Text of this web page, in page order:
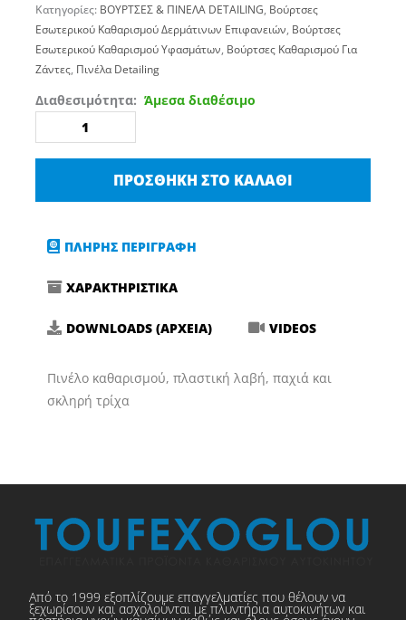
Κατηγορίες: BΟΥΡΤΣΕΣ & ΠΙΝΕΛΑ DETAILING, Βούρτσες
Εσωτερικού Καθαρισμού Δερμάτινων Επιφανειών, Βούρτσες
Εσωτερικού Καθαρισμού Υφασμάτων, Βούρτσες Καθαρισμού Για
Ζάντες, Πινέλα Detailing
Διαθεσιμότητα: Άμεσα διαθέσιμο
Work
Brush
Καθαρισμού
για
Εσωτερικά
Αυτοκινήτου
30mm
ΠΡΟΣΘΉΚΗ ΣΤΟ ΚΑΛΆΘΙ
ΠΛΗΡΗΣ ΠΕΡΙΓΡΑΦΗ
ΧΑΡΑΚΤΗΡΙΣΤΙΚΑ
DOWNLOADS (ΑΡΧΕΙΑ) VIDEOS
Πινέλο καθαρισμού, πλαστική λαβή, παχιά και
σκληρή τρίχα
Από το 1999 εξοπλίζουμε επαγγελματίες που θέλουν να
ξεχωρίσουν και ασχολούνται με πλυντήρια αυτοκινήτων και